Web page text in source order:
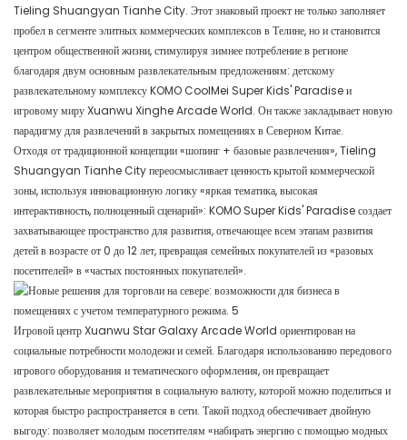
Tieling Shuangyan Tianhe City. Этот знаковый проект не только заполняет
пробел в сегменте элитных коммерческих комплексов в Телине, но и становится
центром общественной жизни, стимулируя зимнее потребление в регионе
благодаря двум основным развлекательным предложениям: детскому
развлекательному комплексу KOMO CoolMei Super Kids' Paradise и
игровому миру Xuanwu Xinghe Arcade World. Он также закладывает новую
парадигму для развлечений в закрытых помещениях в Северном Китае.
Отходя от традиционной концепции «шопинг + базовые развлечения», Tieling
Shuangyan Tianhe City переосмысливает ценность крытой коммерческой
зоны, используя инновационную логику «яркая тематика, высокая
интерактивность, полноценный сценарий»: KOMO Super Kids' Paradise создает
захватывающее пространство для развития, отвечающее всем этапам развития
детей в возрасте от 0 до 12 лет, превращая семейных покупателей из «разовых
посетителей» в «частых постоянных покупателей».
Игровой центр Xuanwu Star Galaxy Arcade World ориентирован на
социальные потребности молодежи и семей. Благодаря использованию передового
игрового оборудования и тематического оформления, он превращает
развлекательные мероприятия в социальную валюту, которой можно поделиться и
которая быстро распространяется в сети. Такой подход обеспечивает двойную
выгоду: позволяет молодым посетителям «набирать энергию с помощью модных